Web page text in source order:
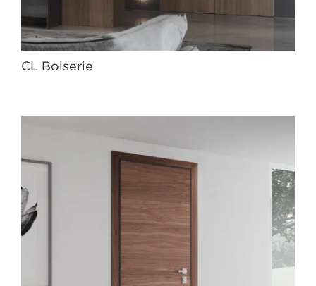
CL Boiserie